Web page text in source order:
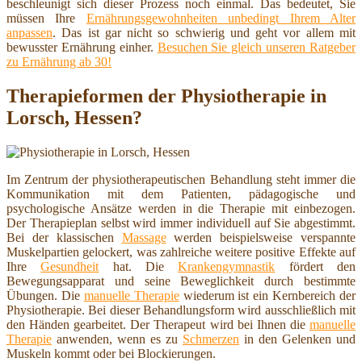
beschleunigt sich dieser Prozess noch einmal. Das bedeutet, Sie
müssen Ihre Ernährungsgewohnheiten unbedingt Ihrem Alter
anpassen. Das ist gar nicht so schwierig und geht vor allem mit
bewusster Ernährung einher. Besuchen Sie gleich unseren Ratgeber
zu Ernährung ab 30!
Therapieformen der Physiotherapie in
Lorsch, Hessen?
Im Zentrum der physiotherapeutischen Behandlung steht immer die
Kommunikation mit dem Patienten, pädagogische und
psychologische Ansätze werden in die Therapie mit einbezogen.
Der Therapieplan selbst wird immer individuell auf Sie abgestimmt.
Bei der klassischen Massagewerden beispielsweise verspannte
Muskelpartien gelockert, was zahlreiche weitere positive Effekte auf
IhreGesundheit hat. DieKrankengymnastik fördert den
Bewegungsapparat und seine Beweglichkeit durch bestimmte
Übungen. Die manuelle Therapiewiederum ist ein Kernbereich der
Physiotherapie. Bei dieser Behandlungsform wird ausschließlich mit
den Händen gearbeitet. Der Therapeut wird bei Ihnen die manuelle
Therapie anwenden, wenn es zu Schmerzen in den Gelenken und
Muskeln kommt oder bei Blockierungen.